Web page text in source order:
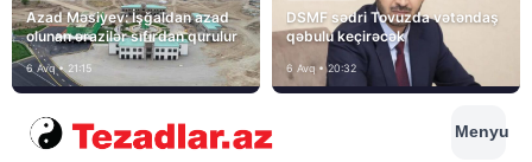
Azad Məsiyev: İşğaldan azad
olunan ərazilər sıfırdan qurulur
6 Avq • 21:15
DSMF sədri Tovuzda vətəndaş
qəbulu keçirəcək
6 Avq • 20:32
Menyu